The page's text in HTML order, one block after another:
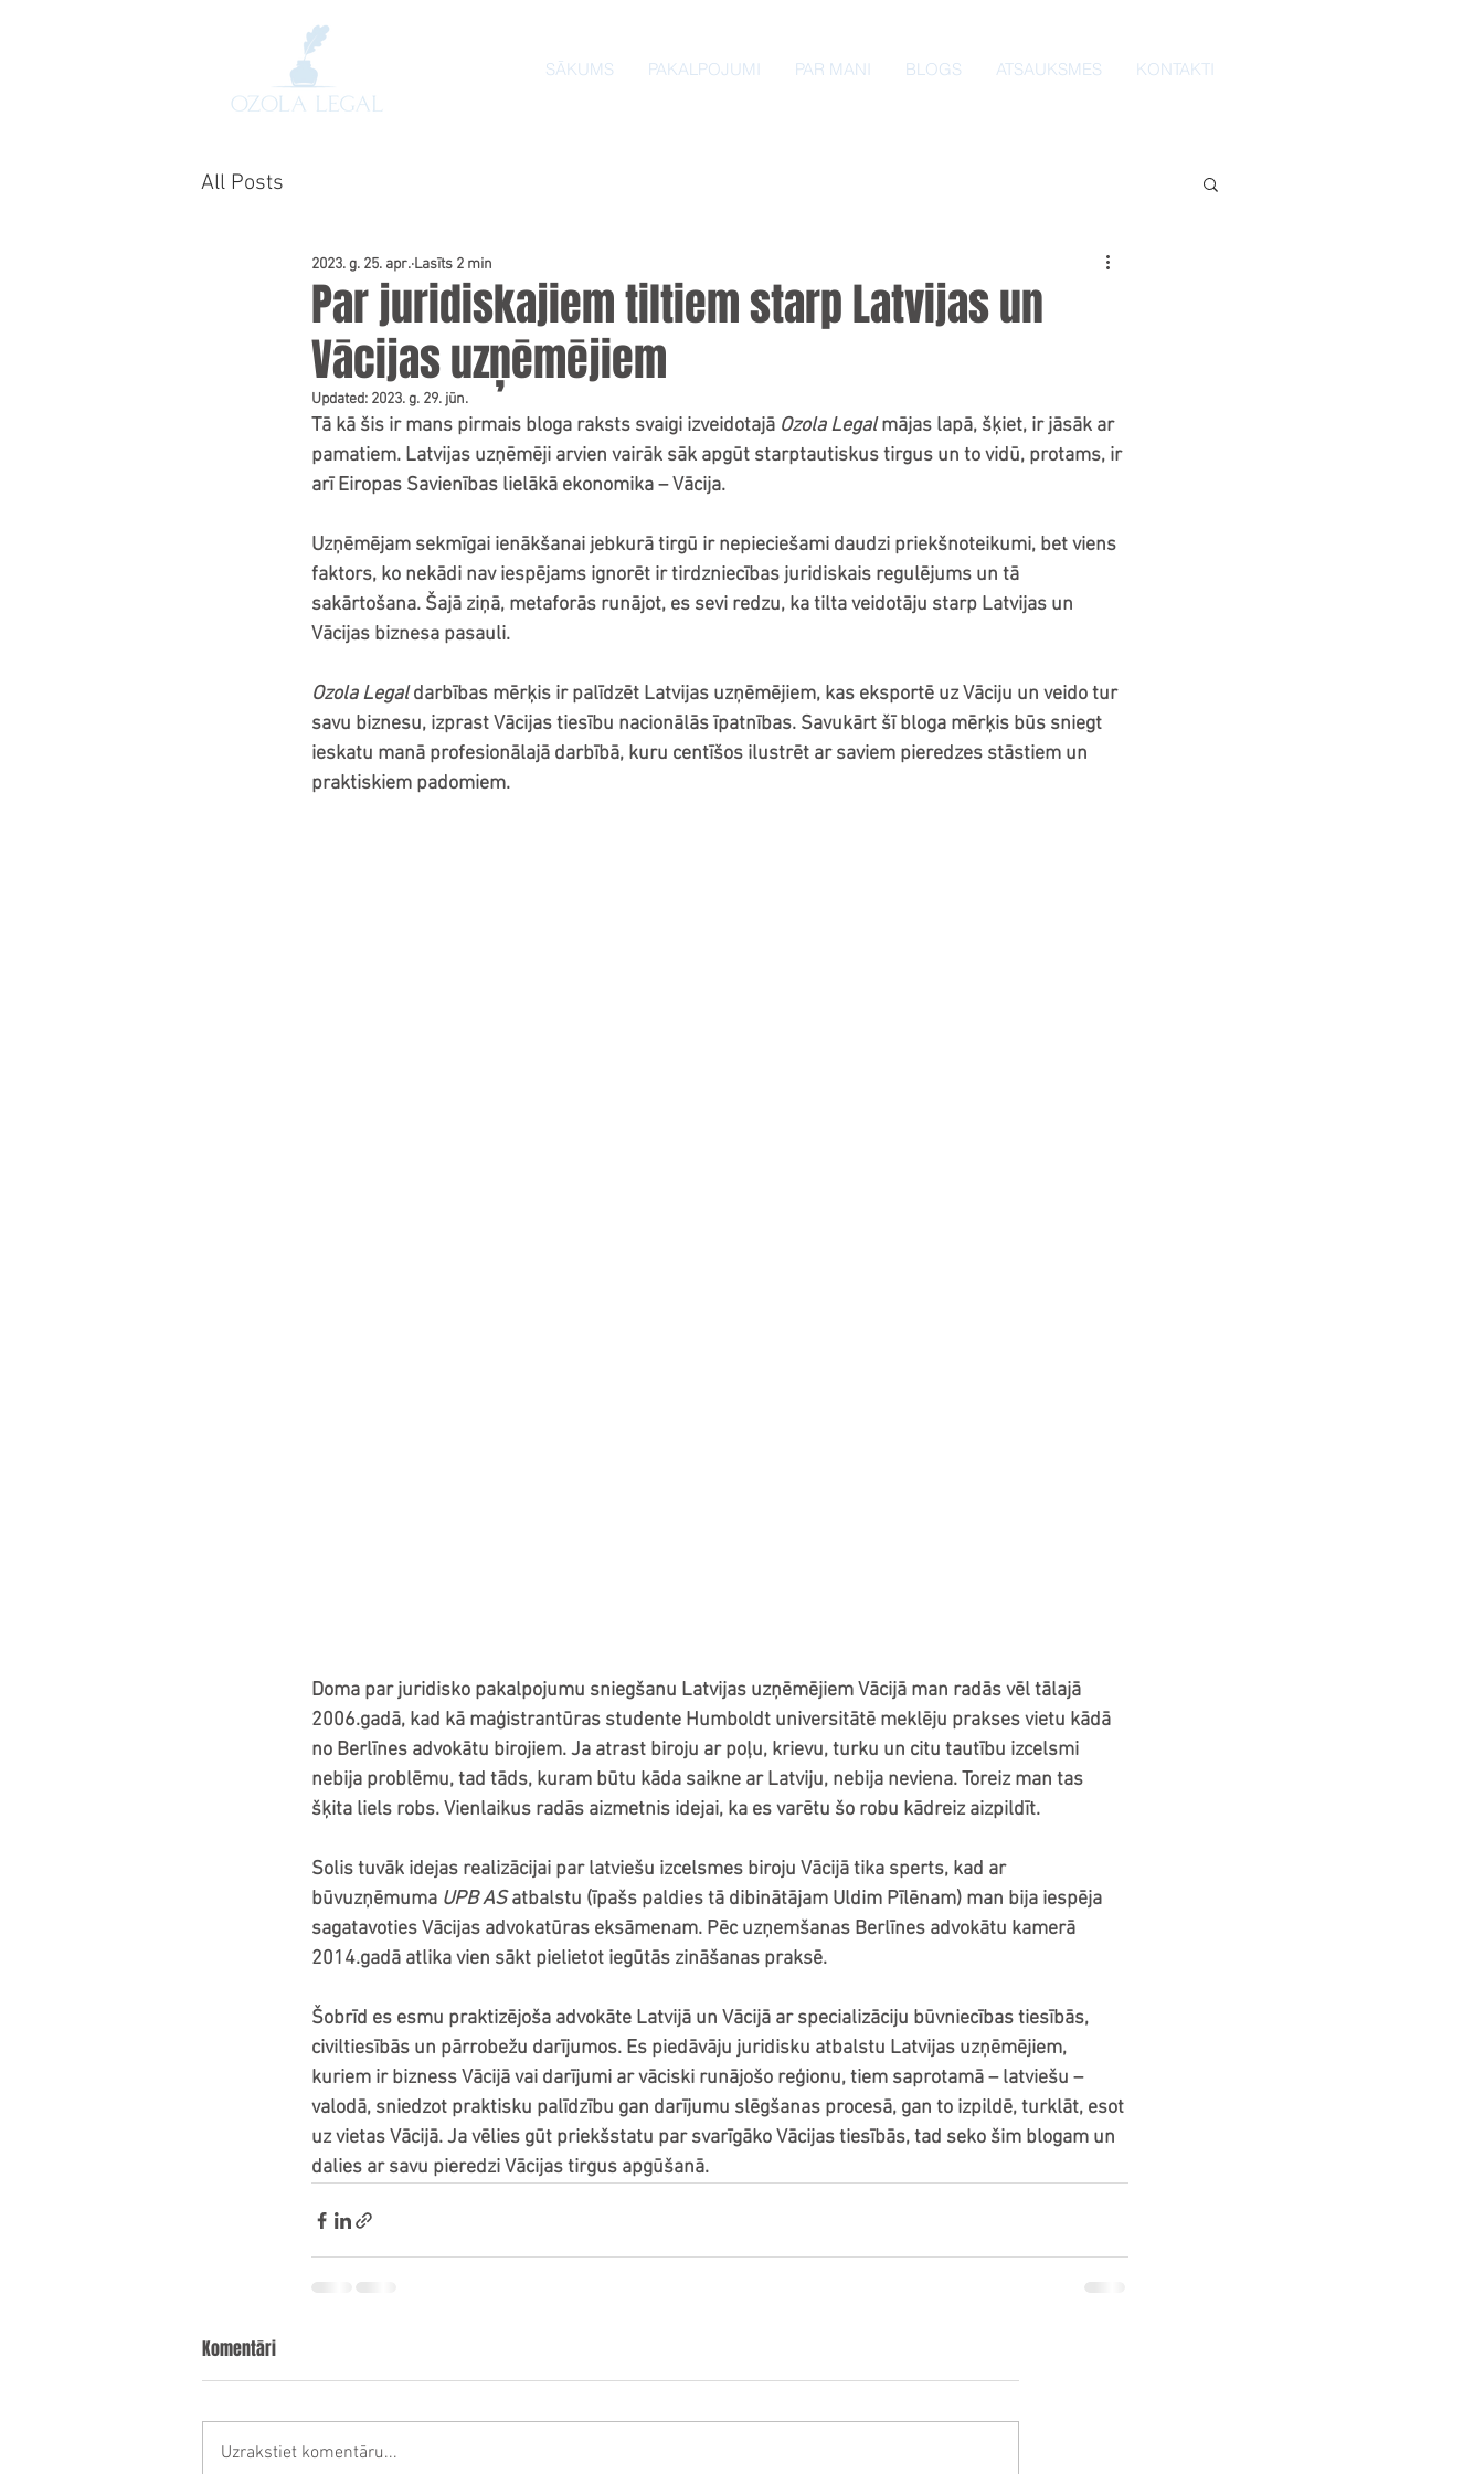
SĀKUMS PAKALPOJUMI PAR MANI BLOGS ATSAUKSMES KONTAKTI
All Posts
Par juridiskajiem tiltiem starp Latvijas un
Vācijas uzņēmējiem
2023. g. 25. apr. Lasīts 2 min
Updated: 2023. g. 29. jūn.
Tā kā šis ir mans pirmais bloga raksts svaigi izveidotajā Ozola Legal mājas lapā, šķiet, ir jāsāk ar
pamatiem. Latvijas uzņēmēji arvien vairāk sāk apgūt starptautiskus tirgus un to vidū, protams, ir
arī Eiropas Savienības lielākā ekonomika – Vācija.
Uzņēmējam sekmīgai ienākšanai jebkurā tirgū ir nepieciešami daudzi priekšnoteikumi, bet viens
faktors, ko nekādi nav iespējams ignorēt ir tirdzniecības juridiskais regulējums un tā
sakārtošana. Šajā ziņā, metaforās runājot, es sevi redzu, ka tilta veidotāju starp Latvijas un
Vācijas biznesa pasauli.
Ozola Legal darbības mērķis ir palīdzēt Latvijas uzņēmējiem, kas eksportē uz Vāciju un veido tur
savu biznesu, izprast Vācijas tiesību nacionālās īpatnības. Savukārt šī bloga mērķis būs sniegt
ieskatu manā profesionālajā darbībā, kuru centīšos ilustrēt ar saviem pieredzes stāstiem un
praktiskiem padomiem.
Doma par juridisko pakalpojumu sniegšanu Latvijas uzņēmējiem Vācijā man radās vēl tālajā
2006.gadā, kad kā maģistrantūras studente Humboldt universitātē meklēju prakses vietu kādā
no Berlīnes advokātu birojiem. Ja atrast biroju ar poļu, krievu, turku un citu tautību izcelsmi
nebija problēmu, tad tāds, kuram būtu kāda saikne ar Latviju, nebija neviena. Toreiz man tas
šķita liels robs. Vienlaikus radās aizmetnis idejai, ka es varētu šo robu kādreiz aizpildīt.
Solis tuvāk idejas realizācijai par latviešu izcelsmes biroju Vācijā tika sperts, kad ar
būvuzņēmuma UPB AS atbalstu (īpašs paldies tā dibinātājam Uldim Pīlēnam) man bija iespēja
sagatavoties Vācijas advokatūras eksāmenam. Pēc uzņemšanas Berlīnes advokātu kamerā
2014.gadā atlika vien sākt pielietot iegūtās zināšanas praksē.
Šobrīd es esmu praktizējoša advokāte Latvijā un Vācijā ar specializāciju būvniecības tiesībās,
civiltiesībās un pārrobežu darījumos. Es piedāvāju juridisku atbalstu Latvijas uzņēmējiem,
kuriem ir bizness Vācijā vai darījumi ar vāciski runājošo reģionu, tiem saprotamā – latviešu –
valodā, sniedzot praktisku palīdzību gan darījumu slēgšanas procesā, gan to izpildē, turklāt, esot
uz vietas Vācijā. Ja vēlies gūt priekšstatu par svarīgāko Vācijas tiesībās, tad seko šim blogam un
dalies ar savu pieredzi Vācijas tirgus apgūšanā.
Komentāri
Uzrakstiet komentāru...